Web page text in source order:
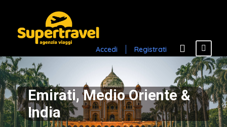
Accedi Registrati
Emirati, Medio Oriente &
India